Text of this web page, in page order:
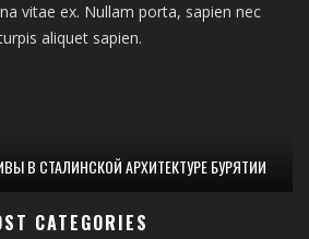
vitae ex. Nullam porta, sapien nec
aliquet sapien.
В СТАЛИНСКОЙ АРХИТЕКТУРЕ БУРЯТИИ
CATEGORIES